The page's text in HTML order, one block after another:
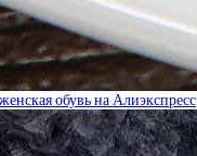
обувь на Алиэкспресс